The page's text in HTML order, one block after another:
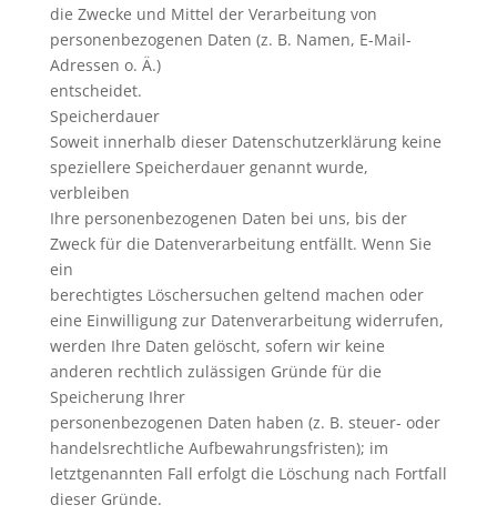
die Zwecke und Mittel der Verarbeitung von
personenbezogenen Daten (z. B. Namen, E-Mail-
Adressen o. Ä.)
entscheidet.
Speicherdauer
Soweit innerhalb dieser Datenschutzerklärung keine
speziellere Speicherdauer genannt wurde,
verbleiben
Ihre personenbezogenen Daten bei uns, bis der
Zweck für die Datenverarbeitung entfällt. Wenn Sie
ein
berechtigtes Löschersuchen geltend machen oder
eine Einwilligung zur Datenverarbeitung widerrufen,
werden Ihre Daten gelöscht, sofern wir keine
anderen rechtlich zulässigen Gründe für die
Speicherung Ihrer
personenbezogenen Daten haben (z. B. steuer- oder
handelsrechtliche Aufbewahrungsfristen); im
letztgenannten Fall erfolgt die Löschung nach Fortfall
dieser Gründe.